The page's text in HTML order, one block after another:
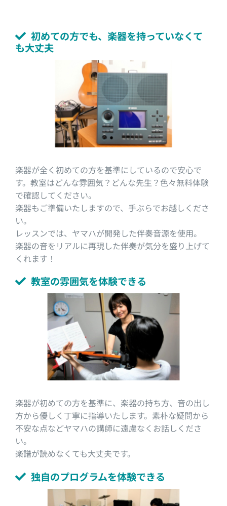
初めての方でも、楽器を持っていなくて
も大丈夫
楽器が全く初めての方を基準にしているので安心で
す。教室はどんな雰囲気？どんな先生？色々無料体験
で確認してください。
楽器もご準備いたしますので、手ぶらでお越しくださ
い。
レッスンでは、ヤマハが開発した伴奏音源を使用。
楽器の音をリアルに再現した伴奏が気分を盛り上げて
くれます！
教室の雰囲気を体験できる
楽器が初めての方を基準に、楽器の持ち方、音の出し
方から優しく丁寧に指導いたします。素朴な疑問から
不安な点などヤマハの講師に遠慮なくお話しくださ
い。
楽譜が読めなくても大丈夫です。
独自のプログラムを体験できる